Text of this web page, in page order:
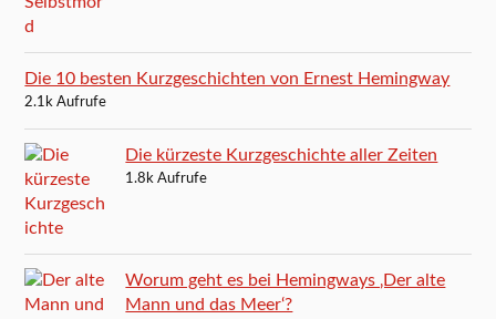
Die 10 besten Kurzgeschichten von Ernest Hemingway
2.1k Aufrufe
Die kürzeste Kurzgeschichte aller Zeiten
1.8k Aufrufe
Worum geht es bei Hemingways ‚Der alte
Mann und das Meer‘?